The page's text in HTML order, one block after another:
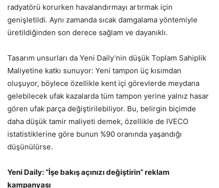
radyatörü korurken havalandırmayı artırmak için
genişletildi. Aynı zamanda sıcak damgalama yöntemiyle
üretildiğinden son derece sağlam ve dayanıklı.
Tasarım unsurları da Yeni Daily’nin düşük Toplam Sahiplik
Maliyetine katkı sunuyor: Yeni tampon üç kısımdan
oluşuyor, böylece özellikle kent içi görevlerde meydana
gelebilecek ufak kazalarda tüm tampon yerine yalnız hasar
gören ufak parça değiştirilebiliyor. Bu, belirgin biçimde
daha düşük tamir maliyeti demek, özellikle de IVECO
istatistiklerine göre bunun %90 oranında yaşandığı
düşünülürse.
Yeni Daily: “İşe bakış açınızı değiştirin” reklam
kampanyası